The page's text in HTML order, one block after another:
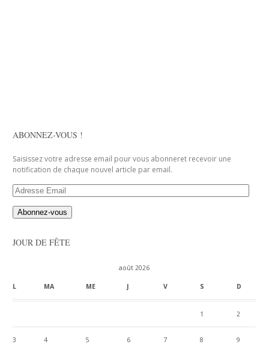
ABONNEZ-VOUS !
Saisissez votre adresse email pour vous abonneret recevoir une
notification de chaque nouvel article par email.
Adresse
Email
JOUR DE FÊTE
août 2026
L MA ME J V S D
1 2
3 4 5 6 7 8 9